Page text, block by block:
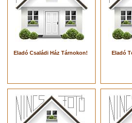
Eladó Családi Ház Tárnokon! Eladó